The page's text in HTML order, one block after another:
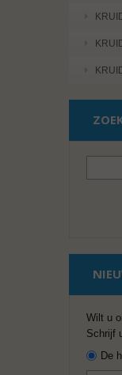
Wilt u
Schrijf
De